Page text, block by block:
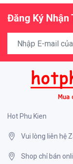
Đăng Ký Nhận
Hot Phu Kien
Vui lòng liên hệ
Shop chỉ bán